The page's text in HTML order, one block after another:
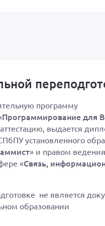
программу
Программирование для
выдается
установленного
» и правом ведения
«Связь,
не является
образовании